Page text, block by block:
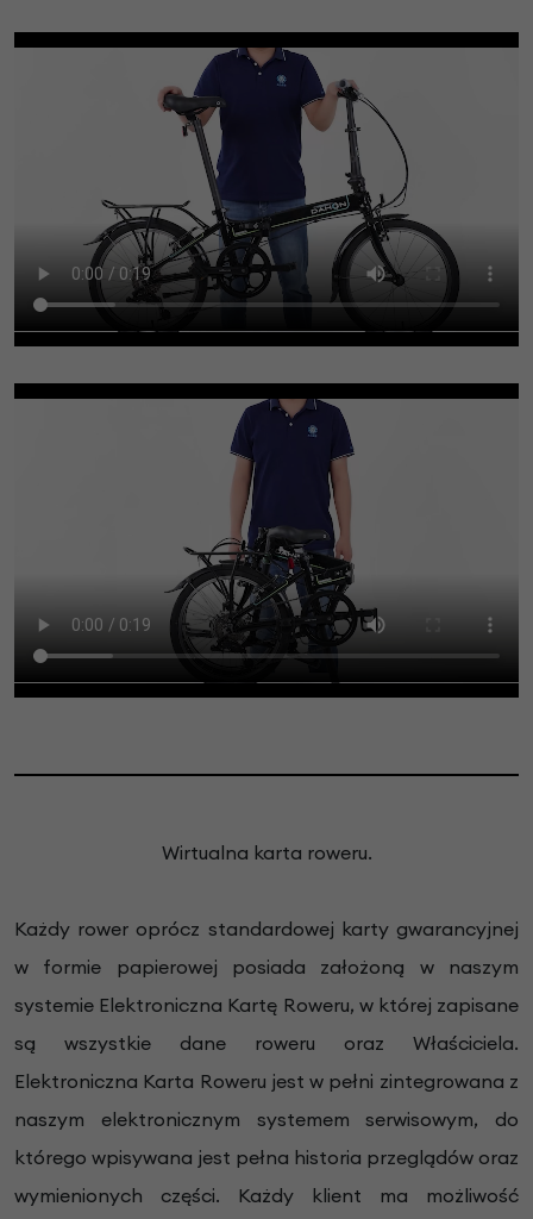
Wirtualna karta roweru.
Każdy rower oprócz standardowej karty gwarancyjnej
w formie papierowej posiada założoną w naszym
systemie Elektroniczna Kartę Roweru, w której zapisane
są wszystkie dane roweru oraz Właściciela.
Elektroniczna Karta Roweru jest w pełni zintegrowana z
naszym elektronicznym systemem serwisowym, do
którego wpisywana jest pełna historia przeglądów oraz
wymienionych części. Każdy klient ma możliwość